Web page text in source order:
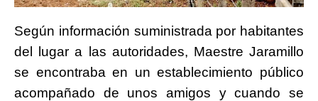
Según información suministrada por habitantes
del lugar a las autoridades, Maestre Jaramillo
se encontraba en un establecimiento público
acompañado de unos amigos y cuando se